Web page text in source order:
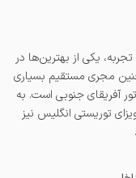
یکی از بهترین‌ها در
مجری مستقیم بسیاری
تور آفریقای جنوبی است. به
توریستی انگلیس نیز